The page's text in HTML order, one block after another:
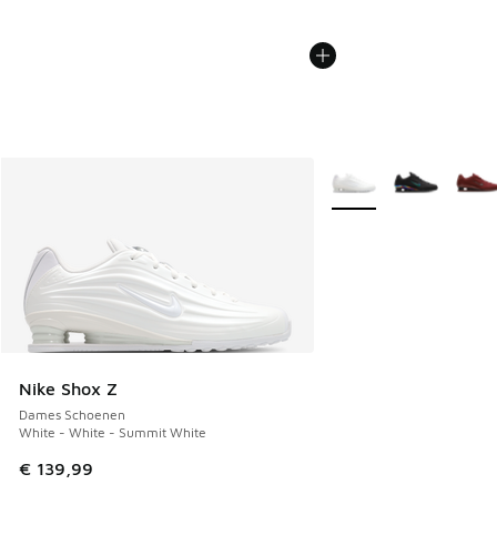
Nike Shox Z
Dames Schoenen
White - White - Summit White
€ 139,99
Meer kleuren